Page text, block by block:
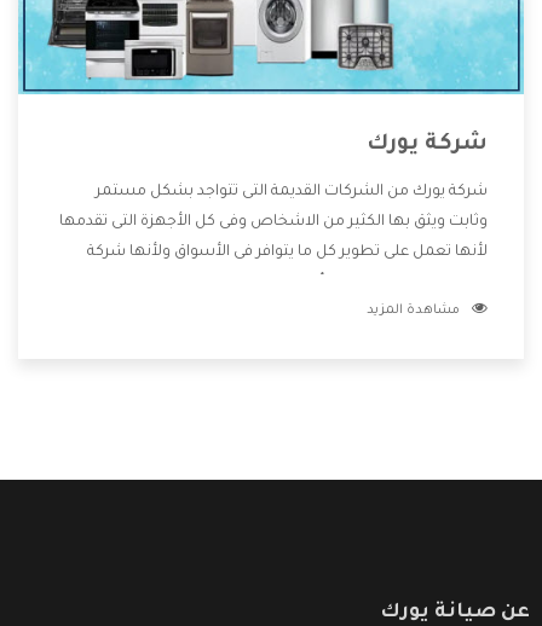
شركة يورك
شركة يورك من الشركات القديمة التى تتواجد بشكل مستمر
وثابت ويثق بها الكثير من الاشخاص وفى كل الأجهزة التى تقدمها
لأنها تعمل على تطوير كل ما يتوافر فى الأسواق ولأنها شركة
وتقدم للعملاء أقوى العروض والخصومات التى تسهل على
مشاهدة المزيد
عن صيانة يورك